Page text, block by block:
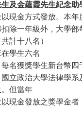
生及金蘊霞先生紀念助
現金方式發放。本年
除一年級外，大學部
計十八名）
學生六名
名獲獎學生新台幣四
立政治大學法律學系
但當年
現金發放之獎學金者